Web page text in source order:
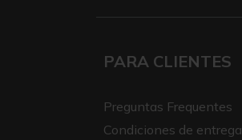
PARA CLIENTES
Preguntas Frequentes
Condiciones de entrega